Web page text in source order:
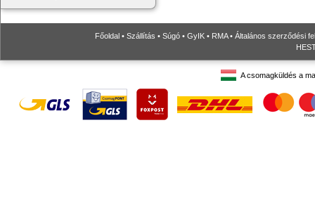
Főoldal • Szállítás • Súgó • GyIK • RMA• Általános szerződési
A csomagküldés a